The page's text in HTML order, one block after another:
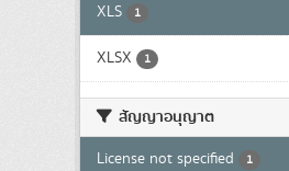
XLS 1
XLSX 1
สัญญาอนุญาต
License not specified 1